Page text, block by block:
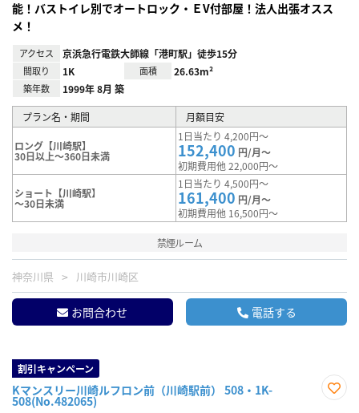
能！バストイレ別でオートロック・ＥV付部屋！法人出張オスス
メ！
アクセス 京浜急行電鉄大師線「港町駅」徒歩15分
間取り 1K 面積 26.63m²
築年数 1999年 8月 築
プラン名・期間 月額目安
ロング【川崎駅】
30日以上～360日未満
1日当たり 4,200円～
152,400 円/月～
初期費用他 22,000円～
ショート【川崎駅】
～30日未満
1日当たり 4,500円～
161,400 円/月～
初期費用他 16,500円～
禁煙ルーム
神奈川県 川崎市川崎区
お問合わせ 電話する
割引キャンペーン
Kマンスリー川崎ルフロン前（川崎駅前） 508・1K-
508(No.482065)